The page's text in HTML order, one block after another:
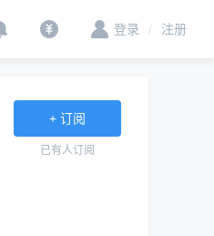
/ 注册
登录
+ 订阅
已有人订阅